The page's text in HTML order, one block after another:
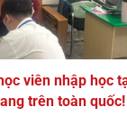
viên nhập học
trên toàn quốc!